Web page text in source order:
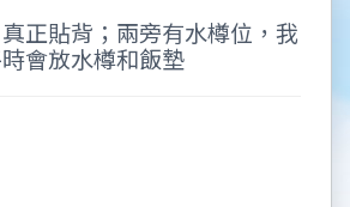
正貼背；兩旁有水樽位，我
會放水樽和飯墊